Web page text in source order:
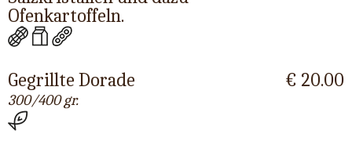
Ofenkartoffeln.
Gegrillte Dorade
300/400 gr.
€ 20.00